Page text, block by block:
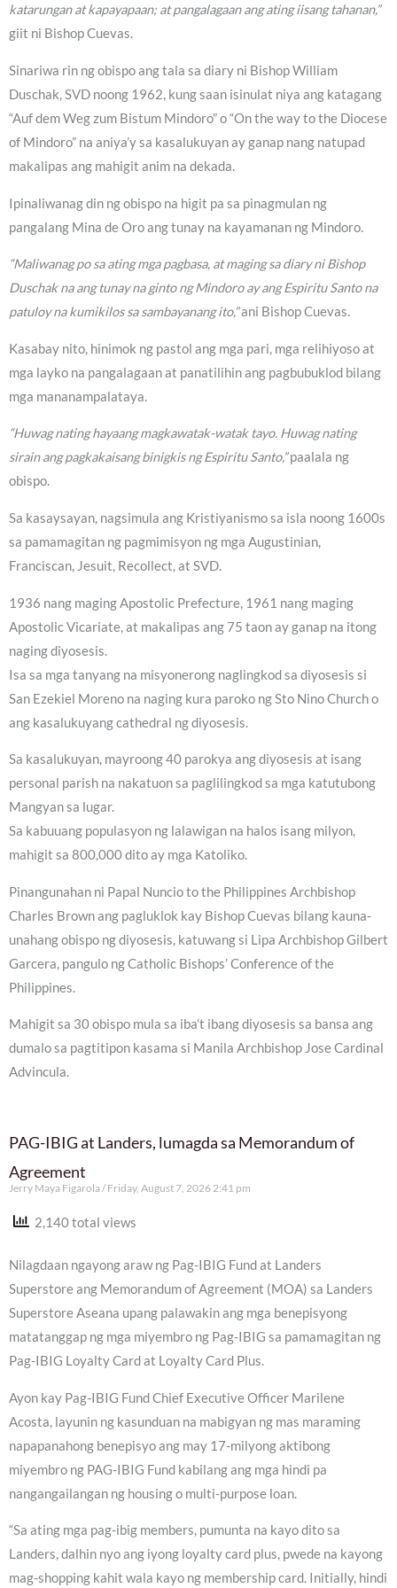
katarungan at kapayapaan; at pangalagaan ang ating iisang tahanan,”
giit ni Bishop Cuevas.
Sinariwa rin ng obispo ang tala sa diary ni Bishop William
Duschak, SVD noong 1962, kung saan isinulat niya ang katagang
“Auf dem Weg zum Bistum Mindoro” o “On the way to the Diocese
of Mindoro” na aniya’y sa kasalukuyan ay ganap nang natupad
makalipas ang mahigit anim na dekada.
Ipinaliwanag din ng obispo na higit pa sa pinagmulan ng
pangalang Mina de Oro ang tunay na kayamanan ng Mindoro.
“Maliwanag po sa ating mga pagbasa, at maging sa diary ni Bishop
Duschak na ang tunay na ginto ng Mindoro ay ang Espiritu Santo na
patuloy na kumikilos sa sambayanang ito,”ani Bishop Cuevas.
Kasabay nito, hinimok ng pastol ang mga pari, mga relihiyoso at
mga layko na pangalagaan at panatilihin ang pagbubuklod bilang
mga mananampalataya.
“Huwag nating hayaang magkawatak-watak tayo. Huwag nating
sirain ang pagkakaisang binigkis ng Espiritu Santo,”paalala ng
obispo.
Sa kasaysayan, nagsimula ang Kristiyanismo sa isla noong 1600s
sa pamamagitan ng pagmimisyon ng mga Augustinian,
Franciscan, Jesuit, Recollect, at SVD.
1936 nang maging Apostolic Prefecture, 1961 nang maging
Apostolic Vicariate, at makalipas ang 75 taon ay ganap na itong
naging diyosesis.
Isa sa mga tanyang na misyonerong naglingkod sa diyosesis si
San Ezekiel Moreno na naging kura paroko ng Sto Nino Church o
ang kasalukuyang cathedral ng diyosesis.
Sa kasalukuyan, mayroong 40 parokya ang diyosesis at isang
personal parish na nakatuon sa paglilingkod sa mga katutubong
Mangyan sa lugar.
Sa kabuuang populasyon ng lalawigan na halos isang milyon,
mahigit sa 800,000 dito ay mga Katoliko.
Pinangunahan ni Papal Nuncio to the Philippines Archbishop
Charles Brown ang pagluklok kay Bishop Cuevas bilang kauna-
unahang obispo ng diyosesis, katuwang si Lipa Archbishop Gilbert
Garcera, pangulo ng Catholic Bishops’ Conference of the
Philippines.
Mahigit sa 30 obispo mula sa iba’t ibang diyosesis sa bansa ang
dumalo sa pagtitipon kasama si Manila Archbishop Jose Cardinal
Advincula.
PAG-IBIG at Landers, lumagda sa Memorandum of
Agreement
Jerry Maya Figarola Friday, August 7, 2026 2:41 pm
2,140 total views
Nilagdaan ngayong araw ng Pag-IBIG Fund at Landers
Superstore ang Memorandum of Agreement (MOA) sa Landers
Superstore Aseana upang palawakin ang mga benepisyong
matatanggap ng mga miyembro ng Pag-IBIG sa pamamagitan ng
Pag-IBIG Loyalty Card at Loyalty Card Plus.
Ayon kay Pag-IBIG Fund Chief Executive Officer Marilene
Acosta, layunin ng kasunduan na mabigyan ng mas maraming
napapanahong benepisyo ang may 17-milyong aktibong
miyembro ng PAG-IBIG Fund kabilang ang mga hindi pa
nangangailangan ng housing o multi-purpose loan.
“Sa ating mga pag-ibig members, pumunta na kayo dito sa
Landers, dalhin nyo ang iyong loyalty card plus, pwede na kayong
mag-shopping kahit wala kayo ng membership card. Initially, hindi